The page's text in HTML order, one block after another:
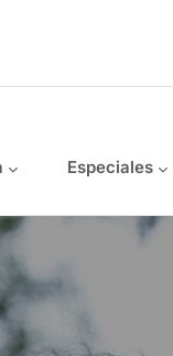
Especiales